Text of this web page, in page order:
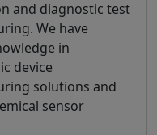
and diagnostic test
We have
in
device
solutions and
sensor